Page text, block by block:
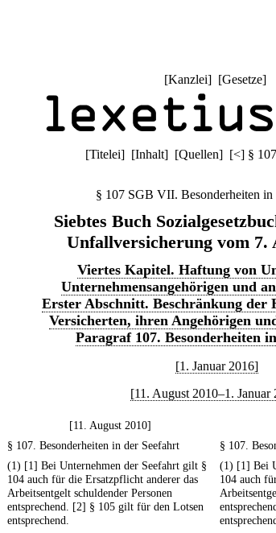
[Kanzlei] [Gesetze]
[Titelei] [Inhalt] [Quellen] [<] §
§ 107 SGB VII. Besonderheiten in
Siebtes Buch
Unfallversicherung vom 7.
Viertes Kapitel. Haftung von
Unternehmensangehörigen und
Erster Abschnitt. Beschränkung der
Versicherten, ihren Angehörigen
Paragraf 107. Besonderheiten
[1. Januar 2016]
[11. August 2010–1. Januar
[11. August 2010]
§ 107. Besonderheiten in der Seefahrt
§ 107.
(1) [1] Bei Unternehmen der Seefahrt gilt §
104 auch für die Ersatzpflicht anderer das
Arbeitsentgelt schuldender Personen
entsprechend. [2] § 105 gilt für den Lotsen
entsprechend.
(1) [1] Bei
104 auch